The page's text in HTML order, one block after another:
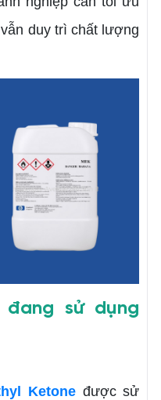
duy trì chất lượng
đang sử dụng
Ketoneđược sử